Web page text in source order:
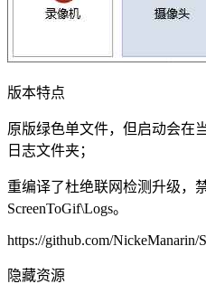
版本特点
原版绿色单文件，但启动会在
日志文件夹；
重编译了杜绝联网检测升级，
ScreenToGif\Logs。
https://github.com/NickeManarin/
隐藏资源